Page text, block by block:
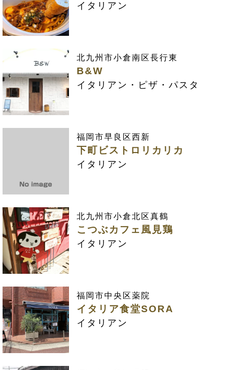
イタリアン
北九州市小倉南区長行東
B&W
イタリアン・ピザ・パスタ
福岡市早良区西新
下町ビストロリカリカ
イタリアン
北九州市小倉北区真鶴
こつぶカフェ風見鶏
イタリアン
福岡市中央区薬院
イタリア食堂SORA
イタリアン